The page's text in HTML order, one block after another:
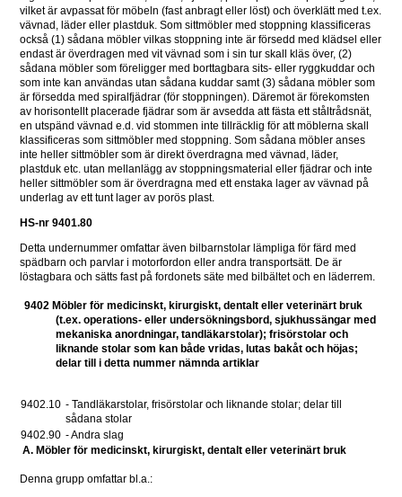
vilket är avpassat för möbeln (fast anbragt eller löst) och överklätt med t.ex.
vävnad, läder eller plastduk. Som sittmöbler med stoppning klassificeras
också (1) sådana möbler vilkas stoppning inte är försedd med klädsel eller
endast är överdragen med vit vävnad som i sin tur skall kläs över, (2)
sådana möbler som föreligger med borttagbara sits- eller ryggkuddar och
som inte kan användas utan sådana kuddar samt (3) sådana möbler som
är försedda med spiralfjädrar (för stoppningen). Däremot är förekomsten
av horisontellt placerade fjädrar som är avsedda att fästa ett ståltrådsnät,
en utspänd vävnad e.d. vid stommen inte tillräcklig för att möblerna skall
klassificeras som sittmöbler med stoppning. Som sådana möbler anses
inte heller sittmöbler som är direkt överdragna med vävnad, läder,
plastduk etc. utan mellanlägg av stoppningsmaterial eller fjädrar och inte
heller sittmöbler som är överdragna med ett enstaka lager av vävnad på
underlag av ett tunt lager av porös plast.
HS-nr 9401.80
Detta undernummer omfattar även bilbarnstolar lämpliga för färd med
spädbarn och parvlar i motorfordon eller andra transportsätt. De är
löstagbara och sätts fast på fordonets säte med bilbältet och en läderrem.
9402 Möbler för medicinskt, kirurgiskt, dentalt eller veterinärt bruk
(t.ex. operations- eller undersökningsbord, sjukhussängar med
mekaniska anordningar, tandläkarstolar); frisörstolar och
liknande stolar som kan både vridas, lutas bakåt och höjas;
delar till i detta nummer nämnda artiklar
9402.10 - Tandläkarstolar, frisörstolar och liknande stolar; delar till
sådana stolar
9402.90 - Andra slag
A. Möbler för medicinskt, kirurgiskt, dentalt eller veterinärt bruk
Denna grupp omfattar bl.a.: